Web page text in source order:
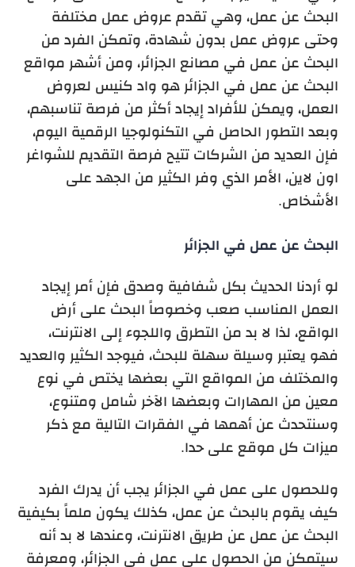
البحث عن عمل، وهي تقدم عروض عمل مختلفة
وحتى عروض عمل بدون شهادة، وتمكن الفرد من
البحث عن عمل في مصانع الجزائر، ومن أشهر مواقع
البحث عن عمل في الجزائر هو واد كنيس لعروض
العمل، ويمكن للأفراد إيجاد أكثر من فرصة تناسبهم،
وبعد التطور الحاصل في التكنولوجيا الرقمية اليوم،
فإن العديد من الشركات تتيح فرصة التقديم للشواغر
اون لاين، الأمر الذي وفر الكثير من الجهد على
الأشخاص.
البحث عن عمل في الجزائر
لو أردنا الحديث بكل شفافية وصدق فإن أمر إيجاد
العمل المناسب صعب وخصوصاً البحث على أرض
الواقع، لذا لا بد من التطرق واللجوء إلى الانترنت،
فهو يعتبر وسيلة سهلة للبحث، فيوجد الكثير والعديد
والمختلف من المواقع التي بعضها يختص في نوع
معين من المهارات وبعضها الآخر شامل ومتنوع،
وسنتحدث عن أهمها في الفقرات التالية مع ذكر
ميزات كل موقع على حدا.
وللحصول على عمل في الجزائر يجب أن يدرك الفرد
كيف يقوم بالبحث عن عمل، كذلك يكون ملماً بكيفية
البحث عن عمل عن طريق الانترنت، وعندها لا بد أنه
سيتمكن من الحصول على عمل في الجزائر، ومعرفة